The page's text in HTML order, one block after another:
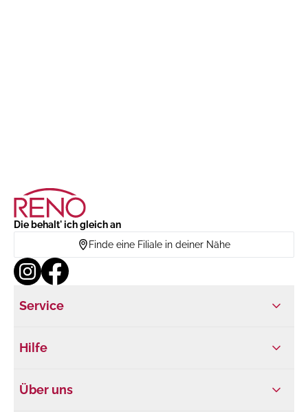
Die behalt' ich gleich an
Finde eine Filiale in deiner Nähe
Service
Hilfe
Über uns